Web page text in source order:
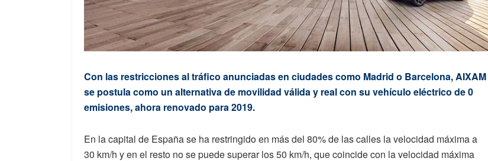
Con las restricciones al tráfico anunciadas en ciudades como Madrid o Barcelona, AIXAM
se postula como un alternativa de movilidad válida y real con su vehículo eléctrico de 0
emisiones, ahora renovado para 2019.
En la capital de España se ha restringido en más del 80% de las calles la velocidad máxima a
30 km/h y en el resto no se puede superar los 50 km/h, que coincide con la velocidad máxima